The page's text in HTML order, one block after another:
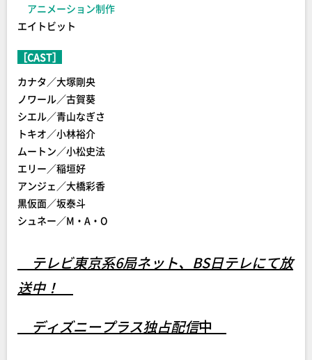
アニメーション制作
エイトビット
［CAST］
カナタ／大塚剛央
ノワール／古賀葵
シエル／青山なぎさ
トキオ／小林裕介
ムートン／小松史法
エリー／稲垣好
アンジェ／大橋彩香
黒仮面／坂泰斗
シュネー／M・A・O
テレビ東京系6局ネット、BS日テレにて放
送中！
ディズニープラス独占配信中